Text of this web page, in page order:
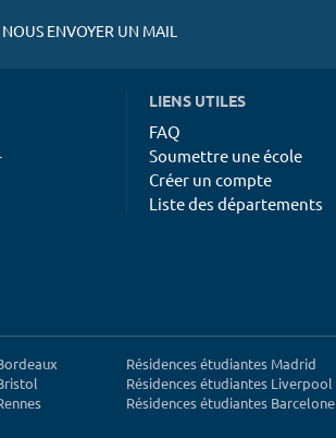
NOUS ENVOYER UN MAIL
LIENS UTILES
FAQ
Soumettre une école
Créer un compte
Liste des départements
Résidences étudiantes Madrid
Résidences étudiantes Liverpool
Résidences étudiantes Barcelone